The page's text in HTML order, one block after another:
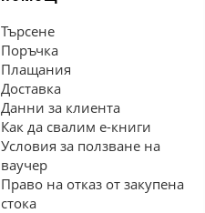
Търсене
Поръчка
Плащания
Доставка
Данни за клиента
Как да свалим е-книги
Условия за ползване на
ваучер
Право на отказ от закупена
стока